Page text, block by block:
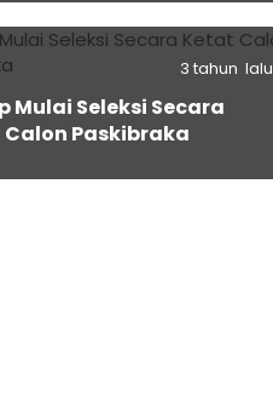
3 tahun lalu
Mulai Seleksi Secara
Paskibraka